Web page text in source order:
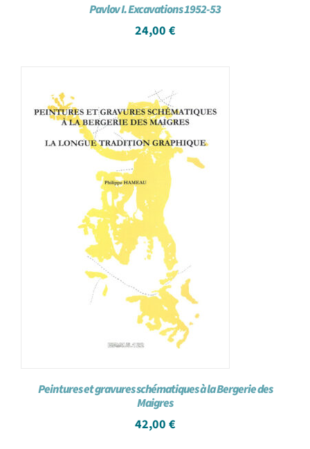
Pavlov I. Excavations 1952-53
24,00 €
Peintures et gravures schématiques à la Bergerie des
Maigres
42,00 €